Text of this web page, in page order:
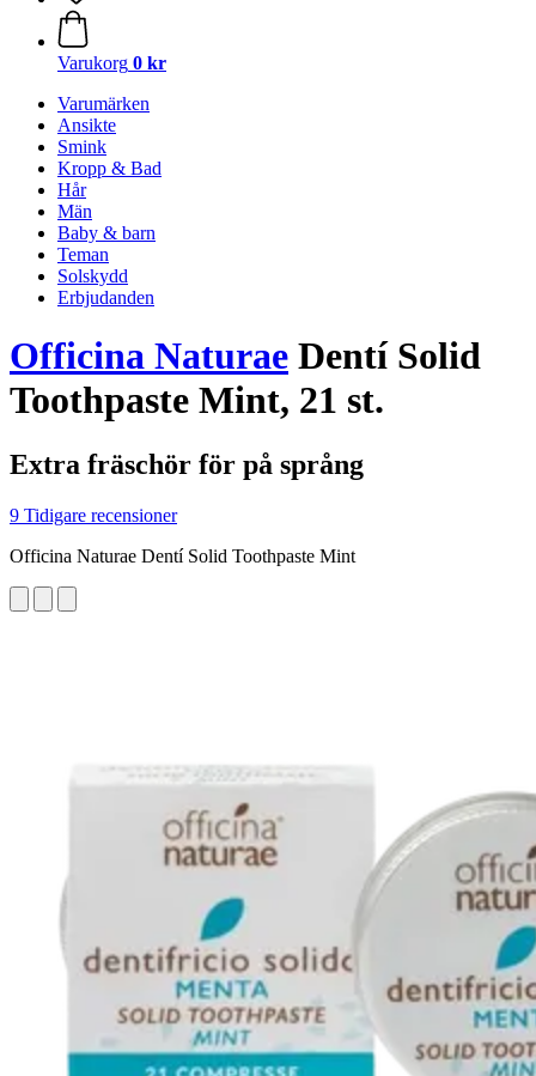
Varukorg 0 kr
Varumärken
Ansikte
Smink
Kropp & Bad
Hår
Män
Baby & barn
Teman
Solskydd
Erbjudanden
Officina Naturae Dentí Solid
Toothpaste Mint, 21 st.
Extra fräschör för på språng
9 Tidigare recensioner
Officina Naturae Dentí Solid Toothpaste Mint